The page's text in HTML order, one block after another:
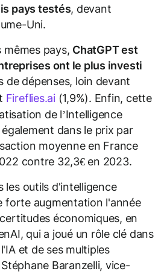
pays testés, devant
Uni.
mêmes pays, ChatGPT est
ont le plus investi
de dépenses, loin devant
Fireflies.ai(1,9%). Enfin, cette
de l’Intelligence
dans le prix par
moyenne en France
contre 32,3€ en 2023.
les outils d'intelligence
forte augmentation l'année
économiques, en
qui a joué un rôle clé dans
et de ses multiples
Baranzelli, vice-